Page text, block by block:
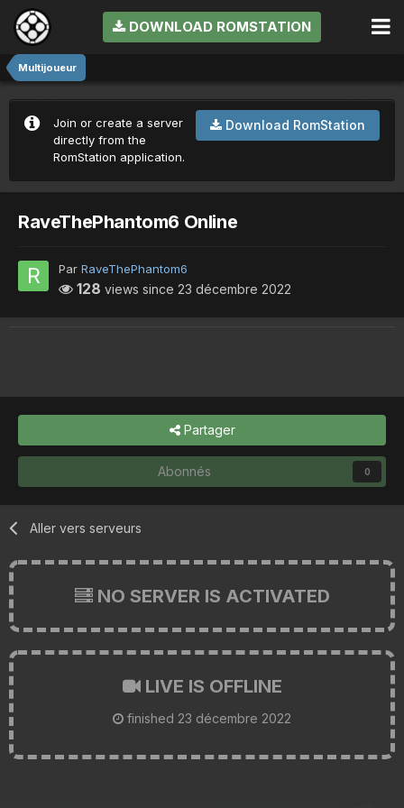
DOWNLOAD ROMSTATION
Multijoueur
Download RomStation
Join or create a server
directly from the
RomStation application.
RaveThePhantom6 Online
Par RaveThePhantom6
128 views since 23 décembre 2022
Partager
Abonnés 0
Aller vers serveurs
NO SERVER IS ACTIVATED
LIVE IS OFFLINE
finished 23 décembre 2022